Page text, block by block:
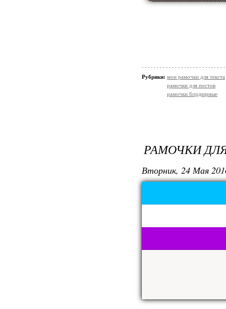
Рубрики: мои рамочки для текста
рамочки для постов
рамочки бордюрные
РАМОЧКИ
Вторник, 24 Мая